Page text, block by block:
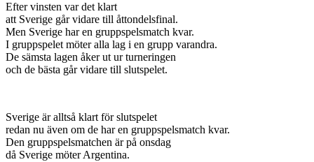
Efter vinsten var det klart
att Sverige går vidare till åttondelsfinal.
Men Sverige har en gruppspelsmatch kvar.
I gruppspelet möter alla lag i en grupp varandra.
De sämsta lagen åker ut ur turneringen
och de bästa går vidare till slutspelet.
Sverige är alltså klart för slutspelet
redan nu även om de har en gruppspelsmatch kvar.
Den gruppspelsmatchen är på onsdag
då Sverige möter Argentina.